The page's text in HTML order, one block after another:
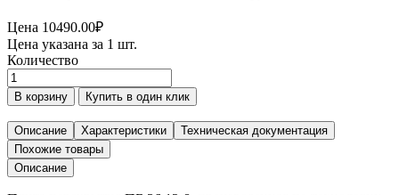
Цена 10490.00₽
Цена указана за 1 шт.
Количество
Количество
товара
Плита
перекрытия
ПБ
36.12-
8
В корзину Купить в один клик
Описание Характеристики
Техническая документация
Похожие товары
Описание